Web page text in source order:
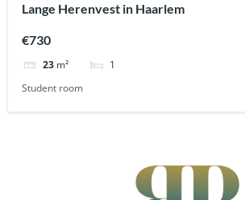
Lange Herenvest in Haarlem
€730
23 m²
1
Student room